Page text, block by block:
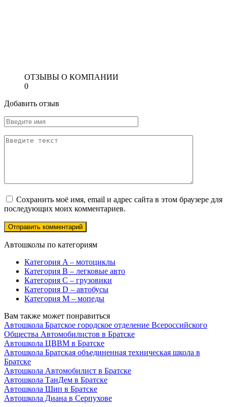
ОТЗЫВЫ О КОМПАНИИ
0
Добавить отзыв
Сохранить моё имя, email и адрес сайта в этом браузере для
последующих моих комментариев.
Автошколы по категориям
Категория A – мотоциклы
Категория B – легковые авто
Категория C – грузовики
Категория D – автобусы
Категория M – мопеды
Вам также может понравиться
Автошкола Братское городское отделение Всероссийского
Общества Автомобилистов в Братске
Автошкола ЦВВМ в Братске
Автошкола Братская объединенная техническая школа в
Братске
Автошкола Автомобилист в Братске
Автошкола ТанДем в Братске
Автошкола Шип в Братске
Автошкола Диана в Серпухове